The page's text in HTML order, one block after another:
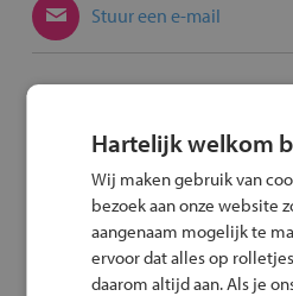
Stuur een e-mail
Met de fiets of het OV
Route per fiets
Route met het OV
Hartelijk welkom
Wij maken gebruik van
bezoek aan onze website
aangenaam mogelijk te
ervoor dat alles op
daarom altijd aan. Als je